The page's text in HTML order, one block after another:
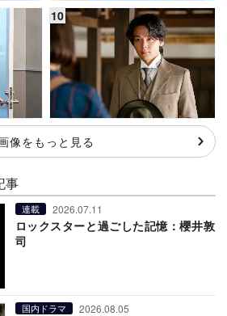
像をもっと見る
事
連載 2026.07.11
ロックスターと過ごした記憶：櫻井敦
司
国内ドラマ 2026.08.05